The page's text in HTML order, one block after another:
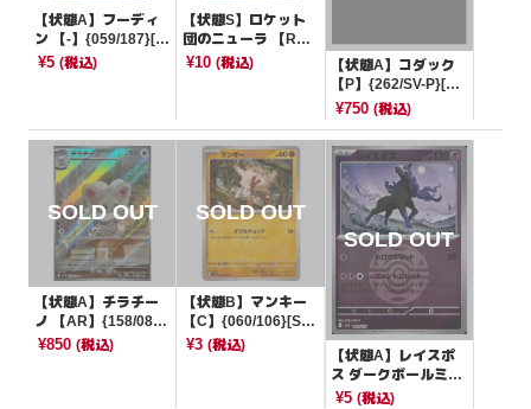
【状態A】フーディ
ン 【-】{059/187}[S
V8a]
¥5 (税込)
【状態S】ロケット
団のニューラ 【R】
{072/098}[SV10]
¥10(税込)
【状態A】コダック
【P】{262/SV-P}[そ
の他]
¥750 (税込)
【状態A】チラチー
ノ 【AR】{158/086}
[SV11B]
¥850 (税込)
【状態B】マンキー
【C】{060/106}[SV
8]
¥3(税込)
【状態A】レイスポ
ス ダークボールミラ
ー【-】{080/193}[M
¥5 (税込)